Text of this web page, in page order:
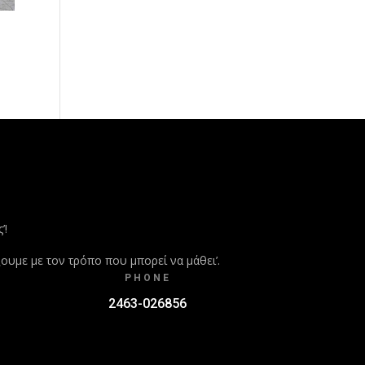
με τον τρόπο που μπορεί να μάθει’.
PHONE
2463-026856